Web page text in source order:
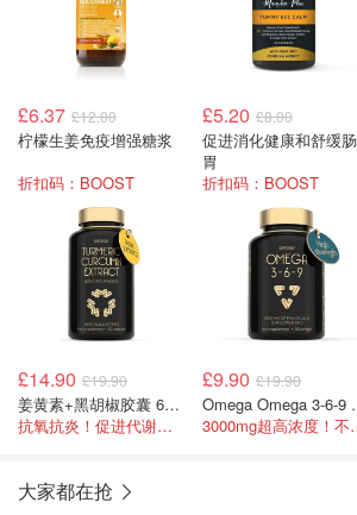
£6.37 £12.00
柠檬生姜免疫增强糖浆
折扣码：BOOST
£5.20 £8.00
促进消化健康和舒缓肠
胃
折扣码：BOOST
£14.90 £19.90
姜黄素+黑胡椒胶囊 60粒
抗氧抗炎！促进代谢！不可叠码
£9.90 £19.90
Omega
大家都在抢